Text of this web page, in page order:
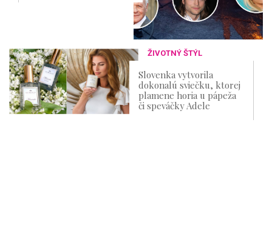
ŽIVOTNÝ ŠTÝL
Slovenka vytvorila
dokonalú sviečku, ktorej
plamene horia u pápeža
či speváčky Adele